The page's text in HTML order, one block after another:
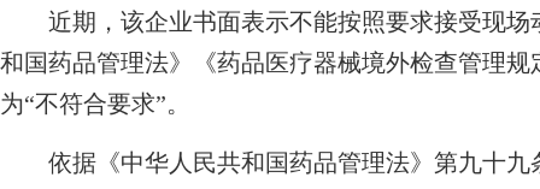
近期，该企业书面表示不能按照要求接受现场
和国药品管理法》《药品医疗器械境外检查管理
为“不符合要求”。
依据《中华人民共和国药品管理法》第九十九